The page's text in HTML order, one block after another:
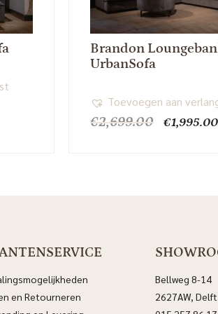
Brandon
UrbanSofa
€2,699.00 €1,995.00
Toevoegen aan
en Retourneren
Bellweg 8-14
2627AW, Delft